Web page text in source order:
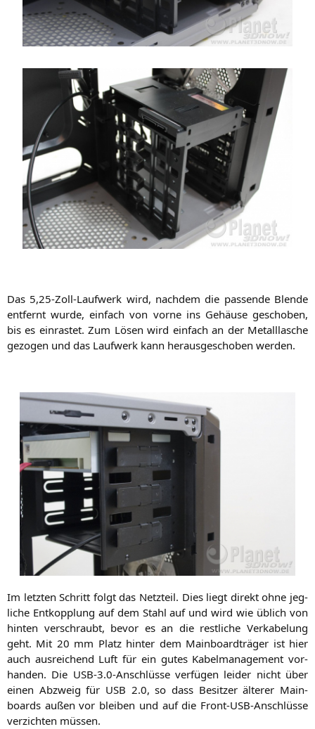
Das 5,25-Zoll-Laufwerk wird, nach­dem die pas­sen­de Blen­de
ent­fernt wur­de, ein­fach von vor­ne ins Gehäu­se gescho­ben,
bis es ein­ras­tet. Zum Lösen wird ein­fach an der Metall­lasche
gezo­gen und das Lauf­werk kann her­aus­ge­scho­ben werden.
Im letz­ten Schritt folgt das Netz­teil. Dies liegt direkt ohne jeg­
li­che Ent­kopp­lung auf dem Stahl auf und wird wie üblich von
hin­ten ver­schraubt, bevor es an die rest­li­che Ver­ka­be­lung
geht. Mit 20 mm Platz hin­ter dem Main­board­trä­ger ist hier
auch aus­rei­chend Luft für ein gutes Kabel­ma­nage­ment vor­
han­den. Die USB‑3.0‑Anschlüsse ver­fü­gen lei­der nicht über
einen Abzweig für USB 2.0, so dass Besit­zer älte­rer Main­
boards außen vor blei­ben und auf die Front-USB-Anschlüs­se
ver­zich­ten müssen.